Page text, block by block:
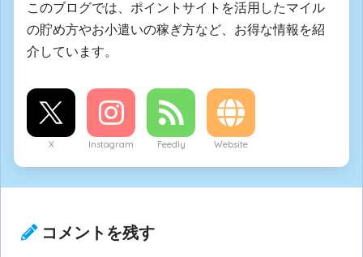
このブログでは、ポイントサイトを活用したマイル
の貯め方やお小遣いの稼ぎ方など、お得な情報を紹
介しています。
X Instagram Feedly Website
コメントを残す